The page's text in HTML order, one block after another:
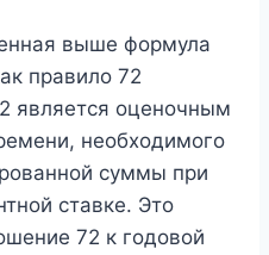
выше формула
правило 72
является оценочным
необходимого
суммы при
ставке. Это
72 к годовой